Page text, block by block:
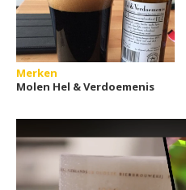
Merken
Molen Hel & Verdoemenis